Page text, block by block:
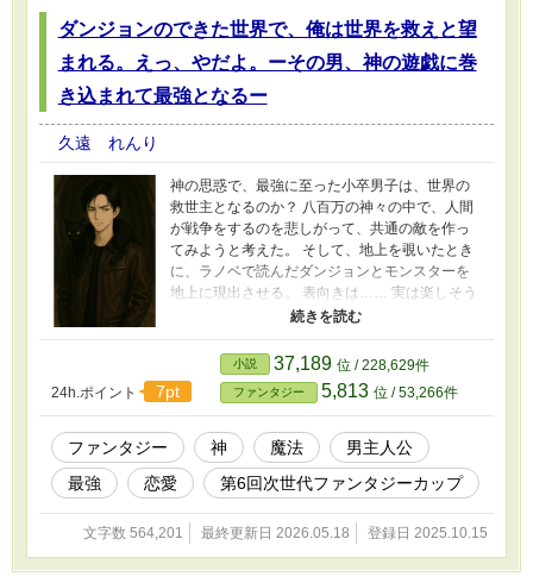
ダンジョンのできた世界で、俺は世界を救えと望
まれる。えっ、やだよ。ーその男、神の遊戯に巻
き込まれて最強となるー
久遠 れんり
神の思惑で、最強に至った小卒男子は、世界の
救世主となるのか？ 八百万の神々の中で、人間
が戦争をするのを悲しがって、共通の敵を作っ
てみようと考えた。 そして、地上を覗いたとき
に、ラノベで読んだダンジョンとモンスターを
地上に現出させる。 表向きは…… 実は楽しそう
だからやってみたという、動画配信のようなノ
リ。 ただまあ、少しは計画的に行う様で、本番
実行前にダンジョンを創る。 たまたまそこへ落
とされて、あれやこれやを試される主人公。 そ
の結果、実際にダンジョンができたときには、
無敵の存在になっていた。 その力を隠していた
のだが、徐々に噂は広がり、 「助けてくださ
い」 「えっ。やだよ」 そう言って断る。だけ
ど、彼女も欲しいし、お金も欲しいお年頃。
に巻き込まれていく。 そんな感じのお話で
い彼。 周りの思惑で、就学義務猶予免除者等
24h.ポイント 7pt
小説 37,189 位 / 228,629件
ファンタジー 5,813 位 / 53,266件
ファンタジー 神 魔法
男主人公
最強
恋愛 第6回次世代ファンタジーカップ
文字数 564,201 最終更新日 2026.05.18 登録日 2025.10.15